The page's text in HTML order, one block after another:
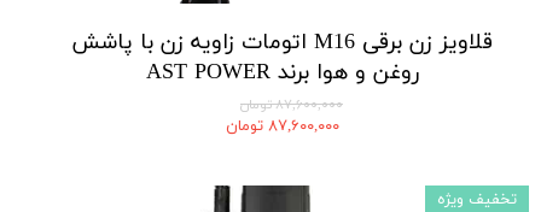
قلاویز زن برقی M16 اتومات زاویه زن با پاشش
روغن و هوا برند AST POWER
۸۷,۶۰۰,۰۰۰ تومان
۸۷,۶۰۰,۰۰۰ تومان
تخفیف ویژه